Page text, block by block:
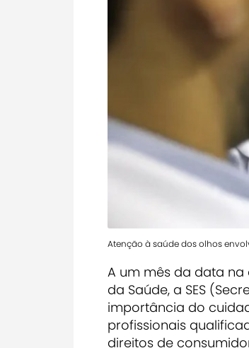
Atenção à saúde dos olhos
A um mês da data
da Saúde, a SES
importância do
profissionais
direitos de